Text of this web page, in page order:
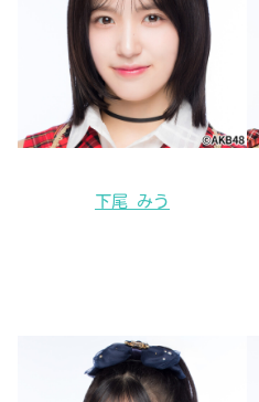
下尾 みう